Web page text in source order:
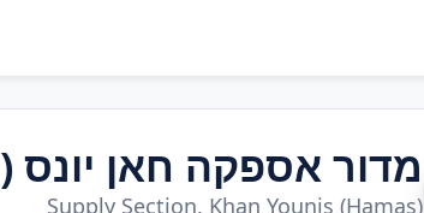
מדור אספקה חאן
Supply Section, Khan Younis (Hamas)